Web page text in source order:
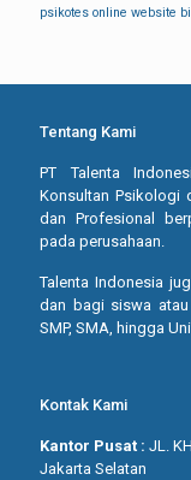
psikotes online website
Tentang Kami
PT Talenta
Konsultan Psikologi
dan Profesional
pada perusahaan.
Talenta Indonesia
dan bagi siswa atau
SMP, SMA, hingga
Kontak Kami
Kantor Pusat : JL.
Jakarta Selatan